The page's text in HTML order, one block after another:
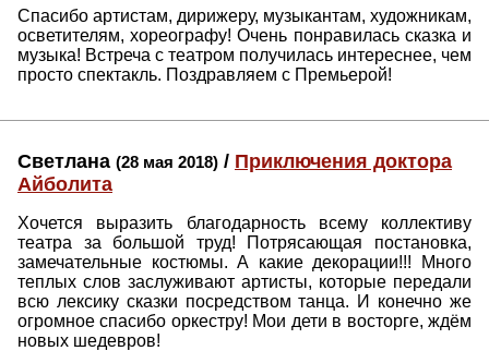
Спасибо артистам, дирижеру, музыкантам, художникам,
осветителям, хореографу! Очень понравилась сказка и
музыка! Встреча с театром получилась интереснее, чем
просто спектакль. Поздравляем с Премьерой!
Светлана (28 мая 2018) / Приключения доктора
Айболита
Хочется выразить благодарность всему коллективу
театра за большой труд! Потрясающая постановка,
замечательные костюмы. А какие декорации!!! Много
теплых слов заслуживают артисты, которые передали
всю лексику сказки посредством танца. И конечно же
огромное спасибо оркестру! Мои дети в восторге, ждём
новых шедевров!